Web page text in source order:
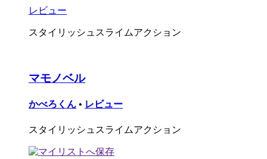
レビュー
スタイリッシュスライムアクション
マモノベル
かべろくん • レビュー
スタイリッシュスライムアクション